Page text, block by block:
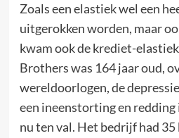
Zoals een elastiek wel een
uitgerokken worden, maar
kwam ook de krediet-
Brothers was 164 jaar oud,
wereldoorlogen, de
een ineenstorting en redding
nu ten val. Het bedrijf had 35